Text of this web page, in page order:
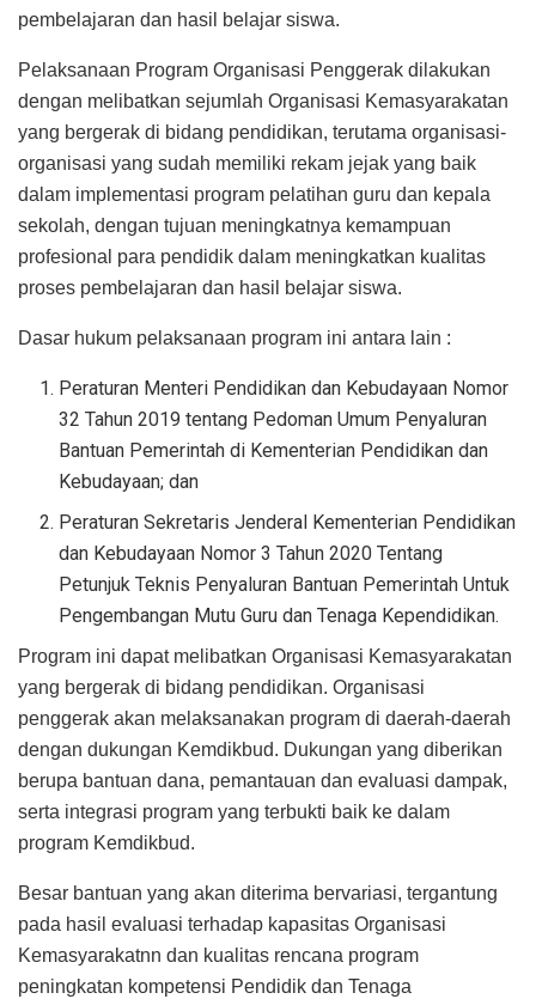
pembelajaran dan hasil belajar siswa.
Pelaksanaan Program Organisasi Penggerak dilakukan
dengan melibatkan sejumlah Organisasi Kemasyarakatan
yang bergerak di bidang pendidikan, terutama organisasi-
organisasi yang sudah memiliki rekam jejak yang baik
dalam implementasi program pelatihan guru dan kepala
sekolah, dengan tujuan meningkatnya kemampuan
profesional para pendidik dalam meningkatkan kualitas
proses pembelajaran dan hasil belajar siswa.
Dasar hukum pelaksanaan program ini antara lain :
Peraturan Menteri Pendidikan dan Kebudayaan Nomor
32 Tahun 2019 tentang Pedoman Umum Penyaluran
Bantuan Pemerintah di Kementerian Pendidikan dan
Kebudayaan; dan
Peraturan Sekretaris Jenderal Kementerian Pendidikan
dan Kebudayaan Nomor 3 Tahun 2020 Tentang
Petunjuk Teknis Penyaluran Bantuan Pemerintah Untuk
Pengembangan Mutu Guru dan Tenaga Kependidikan.
Program ini dapat melibatkan Organisasi Kemasyarakatan
yang bergerak di bidang pendidikan. Organisasi
penggerak akan melaksanakan program di daerah-daerah
dengan dukungan Kemdikbud. Dukungan yang diberikan
berupa bantuan dana, pemantauan dan evaluasi dampak,
serta integrasi program yang terbukti baik ke dalam
program Kemdikbud.
Besar bantuan yang akan diterima bervariasi, tergantung
pada hasil evaluasi terhadap kapasitas Organisasi
Kemasyarakatnn dan kualitas rencana program
peningkatan kompetensi Pendidik dan Tenaga